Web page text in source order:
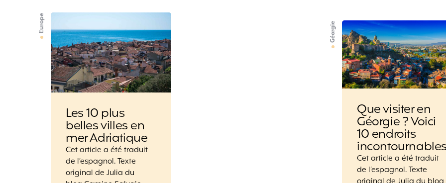
Europe
Les 10 plus
belles villes en
mer Adriatique
Cet article a été traduit
de l’espagnol. Texte
original de Julia du
Géorgie
Que visiter en
Géorgie ? Voici
10 endroits
Cet article a été traduit
de l’espagnol. Texte